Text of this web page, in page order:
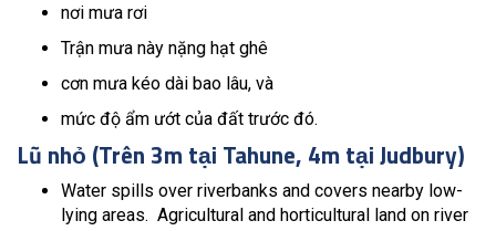
nơi mưa rơi
Trận mưa này nặng hạt ghê
cơn mưa kéo dài bao lâu, và
mức độ ẩm ướt của đất trước đó.
Lũ nhỏ (Trên 3m tại Tahune, 4m tại Judbury)
Water spills over riverbanks and covers nearby low-
lying areas. Agricultural and horticultural land on river